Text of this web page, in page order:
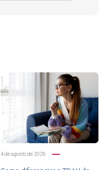
4 de agosto de 2026